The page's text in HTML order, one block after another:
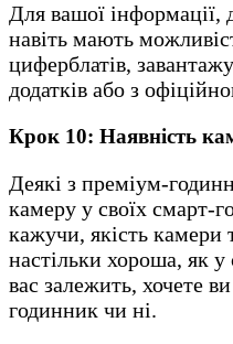
Для вашої інформації,
навіть мають
циферблатів,
додатків або з
Крок 10: Наявність
Деякі з преміум-
камеру у своїх смарт-
кажучи, якість камери
настільки хороша, як
вас залежить, хочете
годинник чи ні.